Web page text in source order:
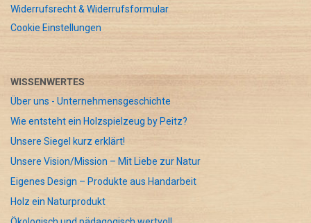
Widerrufsrecht & Widerrufsformular
Cookie Einstellungen
WISSENWERTES
Über uns - Unternehmensgeschichte
Wie entsteht ein Holzspielzeug by Peitz?
Unsere Siegel kurz erklärt!
Unsere Vision/Mission – Mit Liebe zur Natur
Eigenes Design – Produkte aus Handarbeit
Holz ein Naturprodukt